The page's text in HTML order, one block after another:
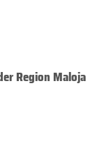
Region Maloja